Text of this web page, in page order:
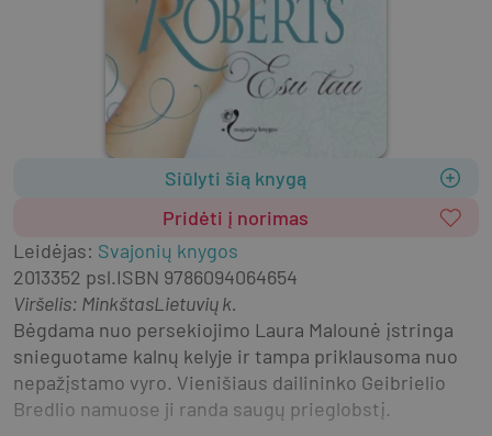
Siūlyti šią knygą
Pridėti į norimas
Leidėjas: Svajonių knygos
2013352 psl.ISBN 9786094064654
Viršelis: MinkštasLietuvių k.
Bėgdama nuo persekiojimo Laura Malounė įstringa
snieguotame kalnų kelyje ir tampa priklausoma nuo
nepažįstamo vyro. Vienišiaus dailininko Geibrielio
Bredlio namuose ji randa saugų prieglobstį.